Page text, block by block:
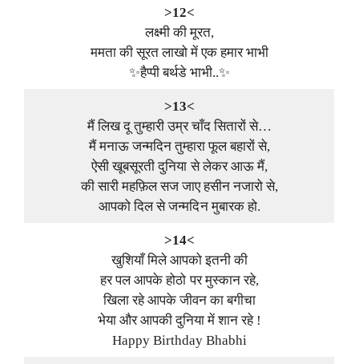
>12<
लक्ष्मी की मूरत,
ममता की सूरत लाखो में एक हमार भाभी
✨हैप्पी बर्थडे भाभी..✨
>13<
मैं लिख दू तुम्हारी उम्र चाँद सितारों से…
मैं मनाऊ जन्मदिन तुम्हारा फूल बहारों से,
ऐसी खूबसूरती दुनिया से लेकर आऊ मैं,
की सारी महफ़िल सज जाए हसीन नजारो से,
आपको दिल से जन्मदिन मुबारक हो.
>14<
खुशियाँ मिले आपको इतनी की
हर पल आपके होठो पर मुस्कान रहे,
खिला रहे आपके जीवन का बगीचा
भेया और आपकी दुनिया में शान रहे !
Happy Birthday Bhabhi